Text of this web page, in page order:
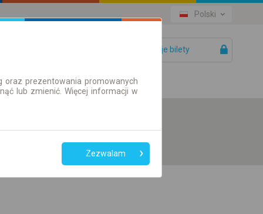
Polski
Twoje bilety
oraz prezentowania promowanych
lub zmienić. Więcej informacji w
Zezwalam